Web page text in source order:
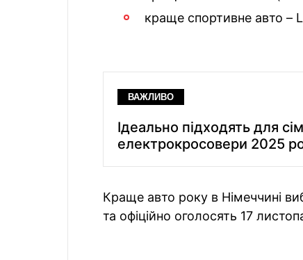
краще спортивне авто –
ВАЖЛИВО
Ідеально підходять для
електрокросовери 2025
Краще авто року в Німеччині
та офіційно оголосять 17